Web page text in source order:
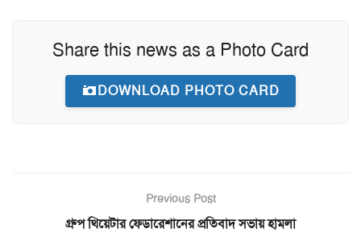
Share this news as a Photo Card
DOWNLOAD PHOTO CARD
Previous Post
গ্রুপ থিয়েটার ফেডারেশানের প্রতিবাদ সভায় হামলা